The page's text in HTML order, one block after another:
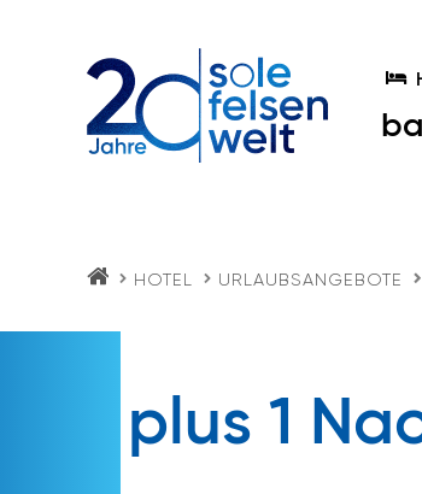
HOTEL URLAUBSANGEBOTE
1 plus 1